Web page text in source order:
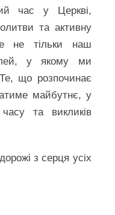
час у Церкві,
та активну
не тільки наш
у якому ми
що розпочинає
майбутнє, у
часу та викликів
з серця усіх